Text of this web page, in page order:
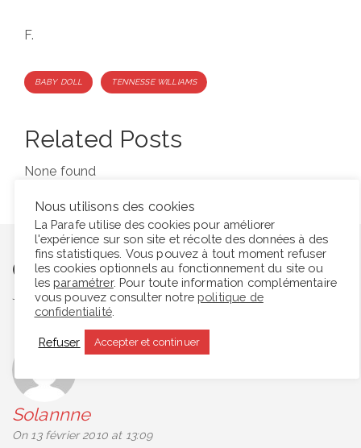
F.
Tags
BABY DOLL TENNESSE WILLIAMS
Related Posts
None found
One Comment
Join the discussion and tell us your opinion.
Solannnesays:
On 13 février 2010 at 13:09
Nous utilisons des cookies
La Parafe utilise des cookies pour améliorer
l'expérience sur son site et récolte des données à des
fins statistiques. Vous pouvez à tout moment refuser
les cookies optionnels au fonctionnement du site ou
les paramétrer. Pour toute information complémentaire
vous pouvez consulter notre politique de
confidentialité.
Refuser Accepter et continuer